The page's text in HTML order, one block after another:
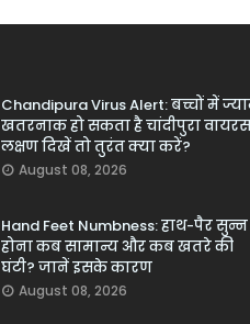
Chandipura Virus Alert: बच्चों में
खतरनाक हो सकता है चांदीपुरा
लक्षण दिखें तो तुरंत क्या करें?
August 08, 2026
Hand Feet Numbness: हाथ-पैर सुन्न
होना कब सामान्य और कब खतरे की
घंटी? जानें इसके कारण
August 08, 2026